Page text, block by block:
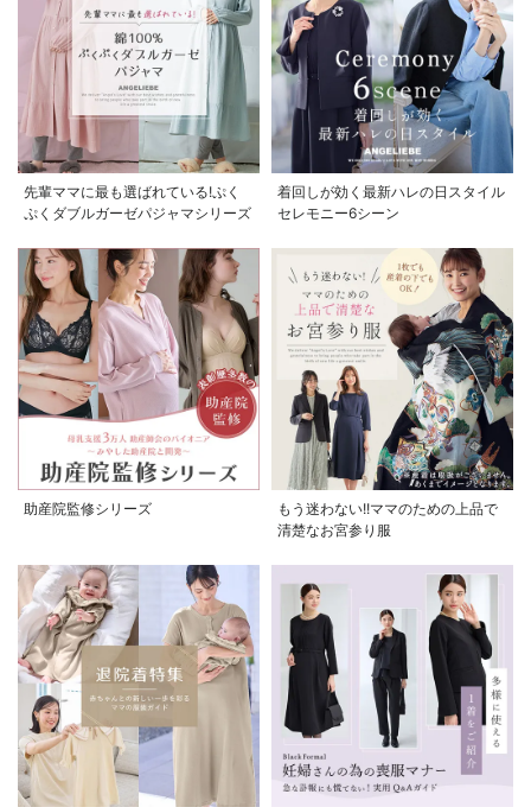
お買い物を続ける カートへ進む
先輩ママに最も選ばれている!ぷく
ぷくダブルガーゼパジャマシリーズ
着回しが効く最新ハレの日スタイル
セレモニー6シーン
助産院監修シリーズ
もう迷わない!!ママのための上品で
清楚なお宮参り服
お気に入り商品を確認する